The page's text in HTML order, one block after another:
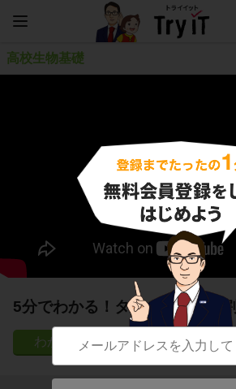
高校生物基礎
5分でわかる！タンパク質の役割
148